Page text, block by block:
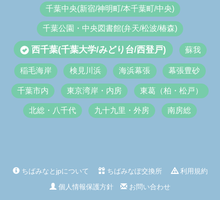
千葉中央(新宿/神明町/本千葉町/中央)
千葉公園・中央図書館(弁天/松波/椿森)
西千葉(千葉大学/みどり台/西登戸) 蘇我
稲毛海岸 検見川浜 海浜幕張 幕張豊砂
千葉市内 東京湾岸・内房 東葛（柏・松戸）
北総・八千代 九十九里・外房 南房総
ちばみなとjpについて ちばみなぽ交換所
利用規約
個人情報保護方針
お問い合わせ